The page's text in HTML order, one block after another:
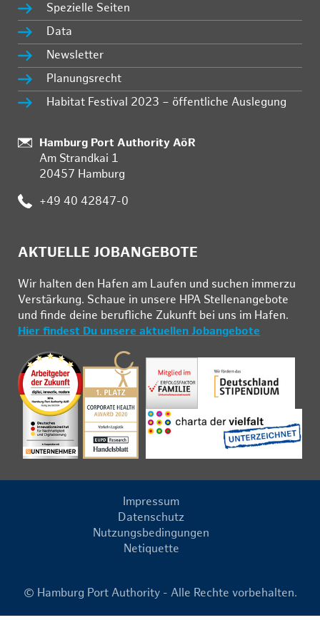
Spezielle Seiten
Data
Newsletter
Planungsrecht
Habitat Festival 2023 – öffentliche Auslegung
Standort:
Hamburg Port Authority AöR
Am Strandkai 1
20457 Hamburg
Telefon:
+49 40 42847-0
AKTUELLE JOBANGEBOTE
Wir hal­ten den Ha­fen am Lau­fen und su­chen im­mer­zu
Ver­stär­kung. Schau­e in un­se­re HPA Stel­len­an­ge­bo­te
und fin­de deine be­ruf­li­che Zu­kunft bei uns im Ha­fen.
Hier findest Du unsere aktuellen Jobangebote
Impressum
Datenschutz
Nutzungsbedingungen
Netiquette
© Hamburg Port Authority - Alle Rechte vorbehalten.